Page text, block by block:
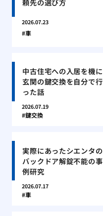
2026.07.23
車
中古住宅への入居を機に
玄関の鍵交換を自分で行
った話
2026.07.19
鍵交換
実際にあったシエンタの
バックドア解錠不能の事
例研究
2026.07.17
車